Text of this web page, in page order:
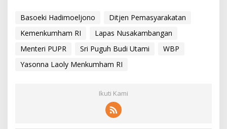
Basoeki Hadimoeljono
Ditjen Pemasyarakatan
Kemenkumham RI
Lapas Nusakambangan
Menteri PUPR
Sri Puguh Budi Utami
WBP
Yasonna Laoly Menkumham RI
Ikuti Kami